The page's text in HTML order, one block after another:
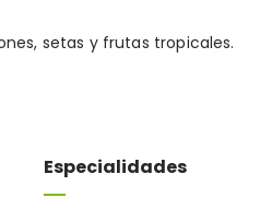
setas y frutas tropicales.
Especialidades